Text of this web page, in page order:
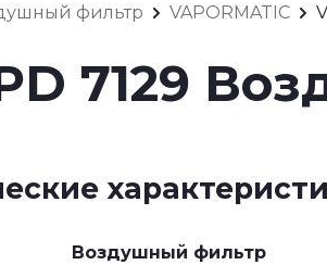
фильтр VAPORMATIC
7129
Воздушный фильтр